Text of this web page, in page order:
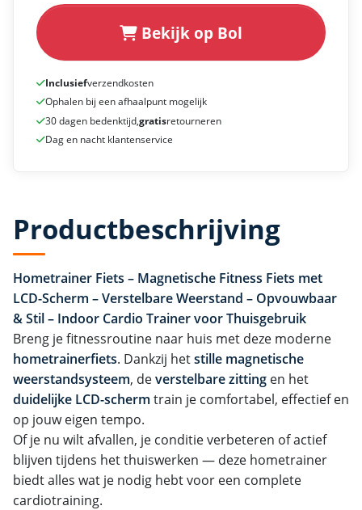
Bekijk op Bol
Inclusiefverzendkosten
Ophalen bij een afhaalpunt mogelijk
30 dagen bedenktijd,gratisretourneren
Dag en nacht klantenservice
Productbeschrijving
Hometrainer Fiets – Magnetische Fitness Fiets met
LCD-Scherm – Verstelbare Weerstand – Opvouwbaar
& Stil – Indoor Cardio Trainer voor Thuisgebruik
Breng je fitnessroutine naar huis met deze moderne
hometrainerfiets. Dankzij hetstille magnetische
weerstandsysteem, deverstelbare zitting en het
duidelijke LCD-scherm train je comfortabel, effectief en
op jouw eigen tempo.
Of je nu wilt afvallen, je conditie verbeteren of actief
blijven tijdens het thuiswerken — deze hometrainer
biedt alles wat je nodig hebt voor een complete
cardiotraining.